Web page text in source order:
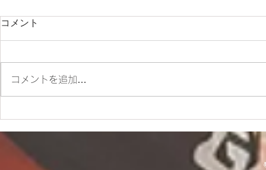
✨SM700 2022 カスタム車
✨
☆9/20(土)
お知らせ☆
コメント
コメントを追加…